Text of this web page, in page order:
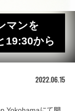
マンを
19:30から
2022.06.15